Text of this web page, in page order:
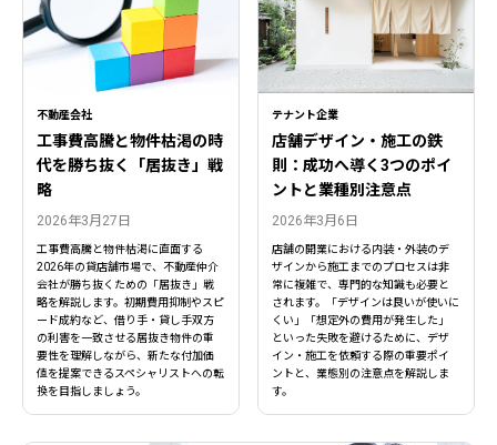
不動産会社
工事費高騰と物件枯渇の時
代を勝ち抜く「居抜き」戦
略
2026年3月27日
工事費高騰と物件枯渇に直面する
2026年の貸店舗市場で、不動産仲介
会社が勝ち抜くための「居抜き」戦
略を解説します。初期費用抑制やスピ
ード成約など、借り手・貸し手双方
の利害を一致させる居抜き物件の重
要性を理解しながら、新たな付加価
値を提案できるスペシャリストへの転
換を目指しましょう。
テナント企業
店舗デザイン・施工の鉄
則：成功へ導く3つのポイ
ントと業種別注意点
2026年3月6日
店舗の開業における内装・外装のデ
ザインから施工までのプロセスは非
常に複雑で、専門的な知識も必要と
されます。「デザインは良いが使いに
くい」「想定外の費用が発生した」
といった失敗を避けるために、デザ
イン・施工を依頼する際の重要ポイ
ントと、業態別の注意点を解説しま
す。